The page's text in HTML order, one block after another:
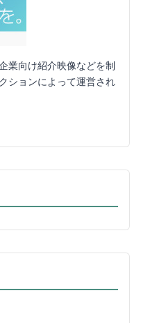
業向け紹介映像などを制
ションによって運営され